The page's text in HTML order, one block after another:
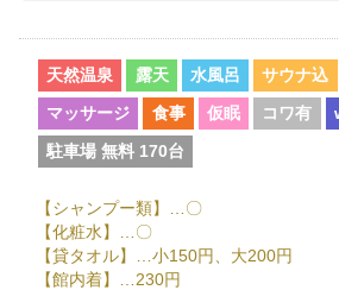
天然温泉 露天 水風呂 サウナ込
マッサージ 食事 仮眠 コワ有
駐車場 無料 170台
【シャンプー類】…〇
【化粧水】…〇
【貸タオル】…小150円、大200円
【館内着】…230円